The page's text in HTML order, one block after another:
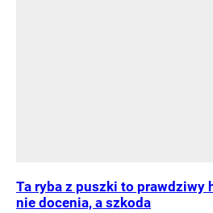
Ta ryba z puszki to prawdziwy
nie docenia, a szkoda